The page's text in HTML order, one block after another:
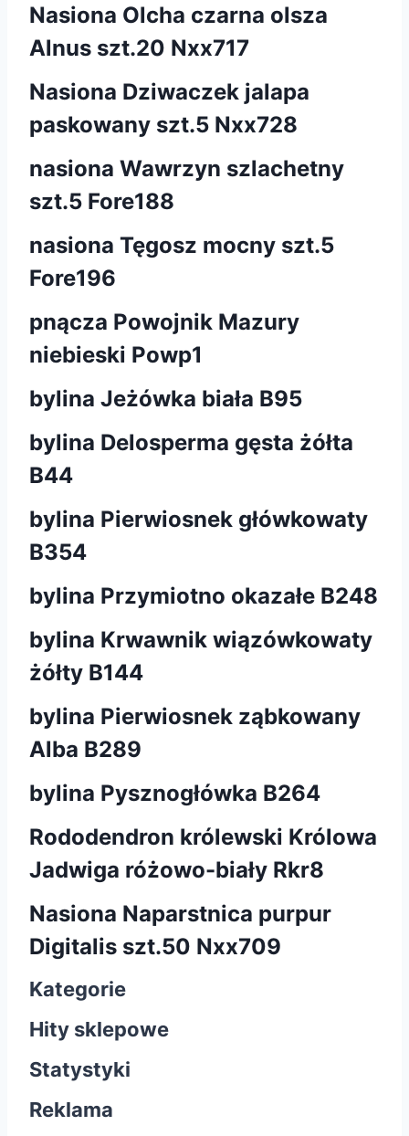
Nasiona Olcha czarna olsza
Alnus szt.20 Nxx717
Nasiona Dziwaczek jalapa
paskowany szt.5 Nxx728
nasiona Wawrzyn szlachetny
szt.5 Fore188
nasiona Tęgosz mocny szt.5
Fore196
pnącza Powojnik Mazury
niebieski Powp1
bylina Jeżówka biała B95
bylina Delosperma gęsta żółta
B44
bylina Pierwiosnek główkowaty
B354
bylina Przymiotno okazałe B248
bylina Krwawnik wiązówkowaty
żółty B144
bylina Pierwiosnek ząbkowany
Alba B289
bylina Pysznogłówka B264
Rododendron królewski Królowa
Jadwiga różowo-biały Rkr8
Nasiona Naparstnica purpur
Digitalis szt.50 Nxx709
Kategorie
Hity sklepowe
Statystyki
Reklama